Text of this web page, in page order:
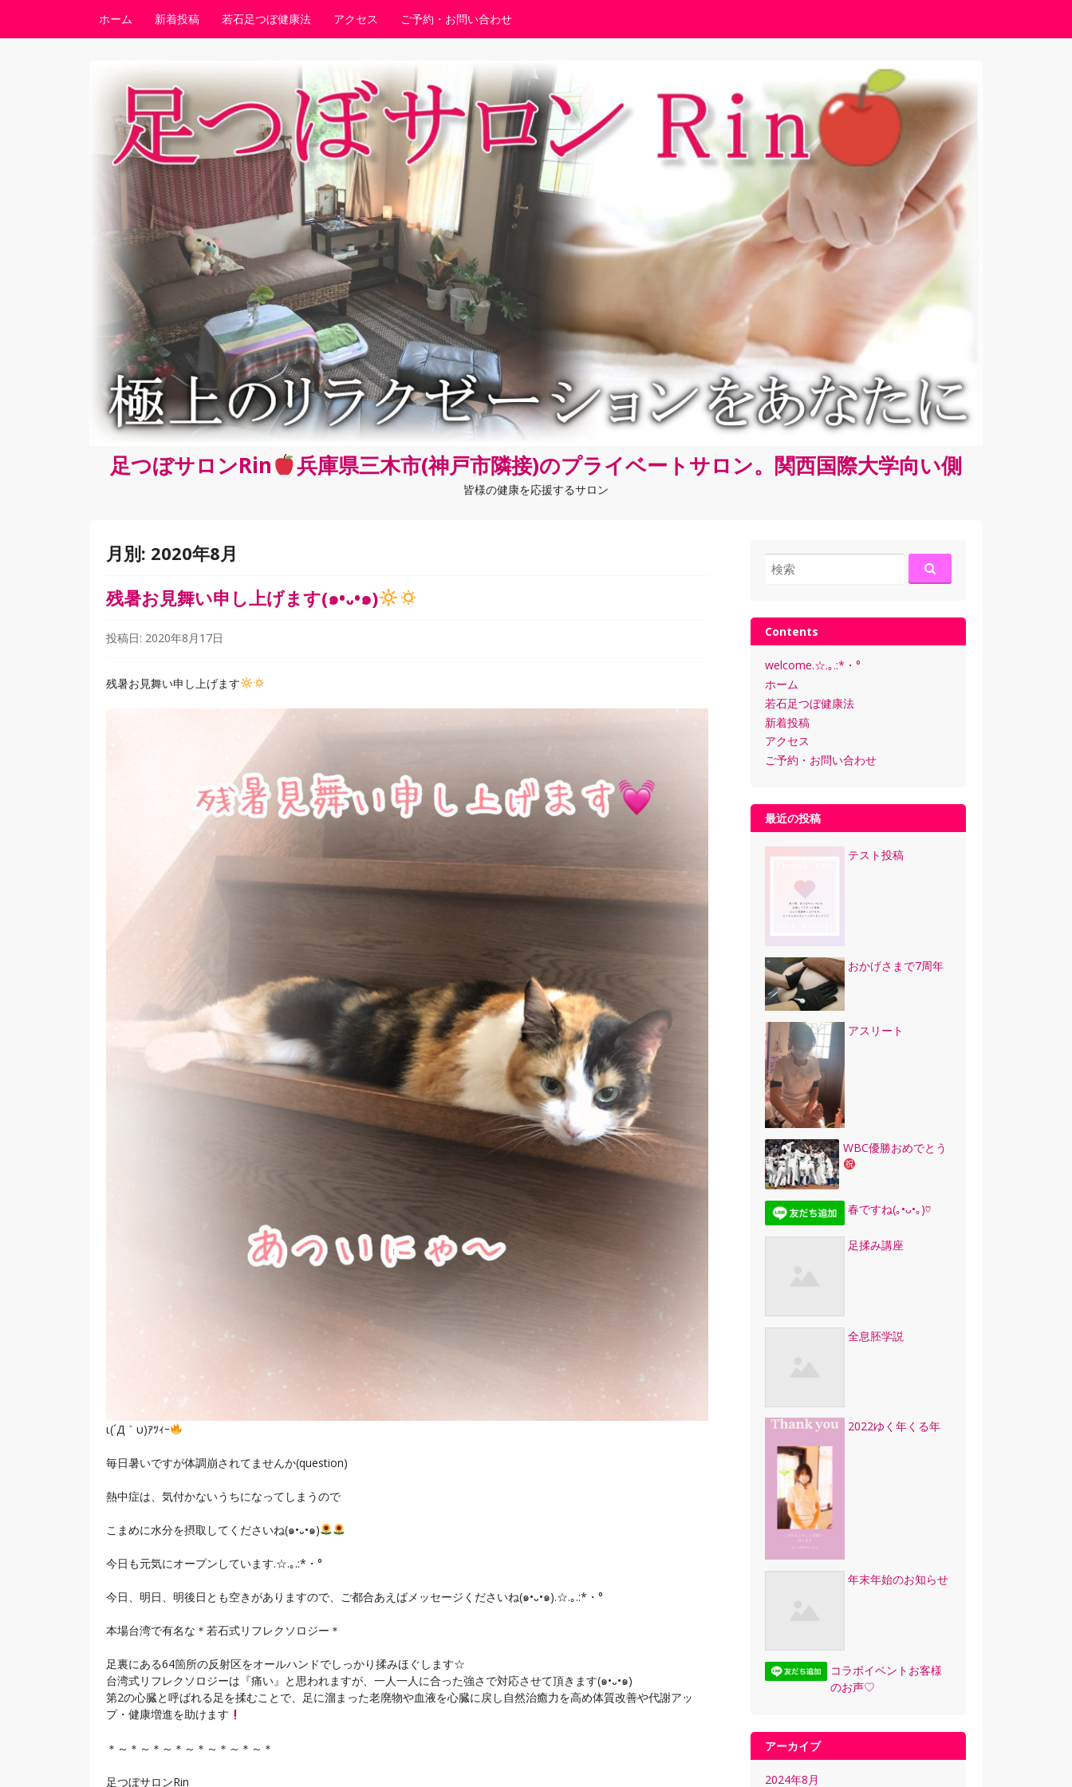
ホーム 新着投稿 若石足つぼ健康法 アクセス ご予約・お問い合わせ
足つぼサロンRin 兵庫県三木市(神戸市隣接)のプライベートサロン。関西国際大学向い側
皆様の健康を応援するサロン
月別: 2020年8月
残暑お見舞い申し上げます(๑•᎑•๑)
投稿日: 2020年8月17日
残暑お見舞い申し上げます
ι(´Д｀υ)ｱﾂｨｰ
毎日暑いですが体調崩されてませんか(question)
熱中症は、気付かないうちになってしまうので
こまめに水分を摂取してくださいね(๑•᎑•๑)
今日も元気にオープンしています.☆.｡.:*・°
今日、明日、明後日とも空きがありますので、ご都合あえばメッセージくださいね(๑•᎑•๑).☆.｡.:*・°
本場台湾で有名な＊若石式リフレクソロジー＊
足裏にある64箇所の反射区をオールハンドでしっかり揉みほぐします☆
台湾式リフレクソロジーは『痛い』と思われますが、一人一人に合った強さで対応させて頂きます(๑•᎑•๑)
第2の心臓と呼ばれる足を揉むことで、足に溜まった老廃物や血液を心臓に戻し自然治癒力を高め体質改善や代謝アッ
プ・健康増進を助けます
＊～＊～＊～＊～＊～＊～＊～＊
足つぼサロンRin
検
索:
Contents
welcome.☆.｡.:*・°
ホーム
若石足つぼ健康法
新着投稿
アクセス
ご予約・お問い合わせ
最近の投稿
テスト投稿
おかげさまで7周年
アスリート
WBC優勝おめでとう
春ですね(｡•ᴗ•｡)♡
足揉み講座
全息胚学説
2022ゆく年くる年
年末年始のお知らせ
コラボイベントお客様
のお声♡
アーカイブ
2024年8月